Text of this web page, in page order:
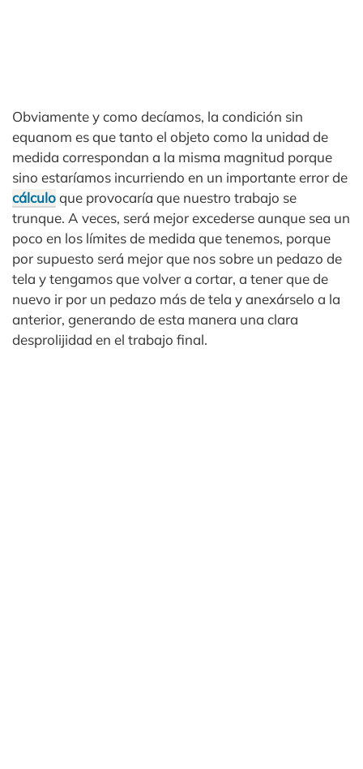
Obviamente y como decíamos, la condición sin
equanom es que tanto el objeto como la unidad de
medida correspondan a la misma magnitud porque
sino estaríamos incurriendo en un importante error de
cálculoque provocaría que nuestro trabajo se
trunque. A veces, será mejor excederse aunque sea un
poco en los límites de medida que tenemos, porque
por supuesto será mejor que nos sobre un pedazo de
tela y tengamos que volver a cortar, a tener que de
nuevo ir por un pedazo más de tela y anexárselo a la
anterior, generando de esta manera una clara
desprolijidad en el trabajo final.